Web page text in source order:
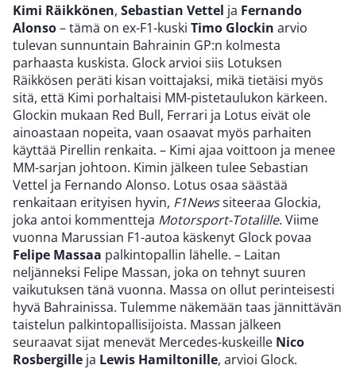
Kimi Räikkönen, Sebastian Vettel ja Fernando
Alonso– tämä on ex-F1-kuski Timo Glockin arvio
tulevan sunnuntain Bahrainin GP:n kolmesta
parhaasta kuskista. Glock arvioi siis Lotuksen
Räikkösen peräti kisan voittajaksi, mikä tietäisi myös
sitä, että Kimi porhaltaisi MM-pistetaulukon kärkeen.
Glockin mukaan Red Bull, Ferrari ja Lotus eivät ole
ainoastaan nopeita, vaan osaavat myös parhaiten
käyttää Pirellin renkaita. – Kimi ajaa voittoon ja menee
MM-sarjan johtoon. Kimin jälkeen tulee Sebastian
Vettel ja Fernando Alonso. Lotus osaa säästää
renkaitaan erityisen hyvin, F1Newssiteeraa Glockia,
joka antoi kommentteja Motorsport-Totalille. Viime
vuonna Marussian F1-autoa käskenyt Glock povaa
Felipe Massaa palkintopallin lähelle. – Laitan
neljänneksi Felipe Massan, joka on tehnyt suuren
vaikutuksen tänä vuonna. Massa on ollut perinteisesti
hyvä Bahrainissa. Tulemme näkemään taas jännittävän
taistelun palkintopallisijoista. Massan jälkeen
seuraavat sijat menevät Mercedes-kuskeille Nico
Rosbergille ja Lewis Hamiltonille, arvioi Glock.